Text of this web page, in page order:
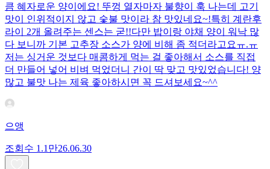
큼 혜자로운 양이에요! 뚜껑 열자마자 불향이 훅 나는데 고기
맛이 인위적이지 않고 숯불 맛이라 참 맛있네요~!특히 계란후
라이 2개 올려주는 센스는 굳!! ​다만 밥이랑 야채 양이 워낙 많
다 보니까 기본 고추장 소스가 양에 비해 좀 적더라고요ㅠ.ㅠ
저는 싱거운 것보다 매콤하게 먹는 걸 좋아해서 소스를 직접
더 만들어 넣어 비벼 먹었더니 간이 딱 맞고 맛있었습니다! 양
많고 불맛 나는 제육 좋아하시면 꼭 드셔보세요~^^
으앵
조회수 1.1만26.06.30